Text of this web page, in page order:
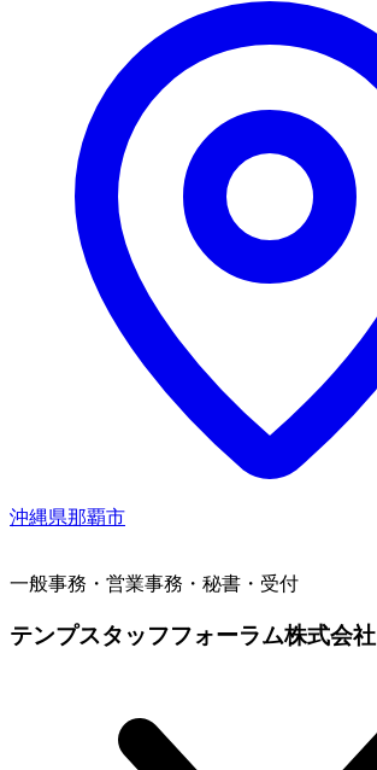
沖縄県那覇市
一般事務・営業事務・秘書・受付
テンプスタッフフォーラム株式会社